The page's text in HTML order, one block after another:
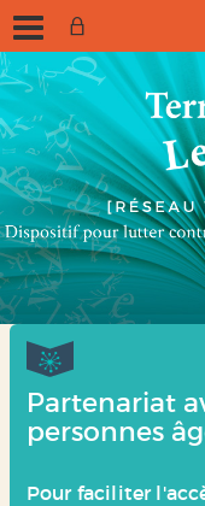
Partenariat
personnes
Pour faciliter